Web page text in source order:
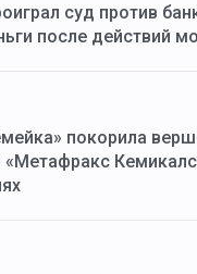
суд против
после действий
покорила